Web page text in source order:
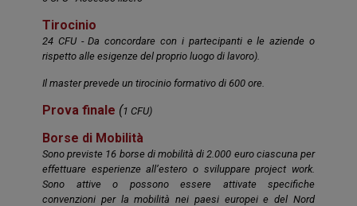
Tirocinio
24 CFU - Da concordare con i partecipanti e le aziende o
rispetto alle esigenze del proprio luogo di lavoro).
Il master prevede un tirocinio formativo di 600 ore.
Prova finale (1 CFU)
Borse di Mobilità
Sono previste 16 borse di mobilità di 2.000 euro ciascuna per
effettuare esperienze all’estero o sviluppareproject work.
Sono attive o possono essere attivate specifiche
convenzioni per la mobilità nei paesi europei e del Nord